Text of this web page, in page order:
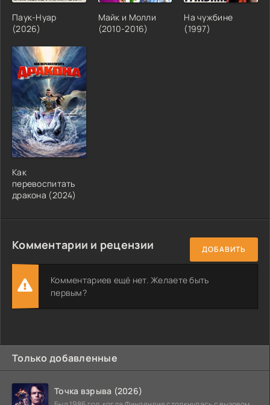
Паук-Нуар
(2026)
Майк и Молли
(2010-2016)
На чужбине
(1997)
Как
перевоспитать
дракона (2024)
Комментарии и рецензии ДОБАВИТЬ
Комментариев ещё нет. Желаете быть
первым?
Только добавленные
Точка взрыва (2026)